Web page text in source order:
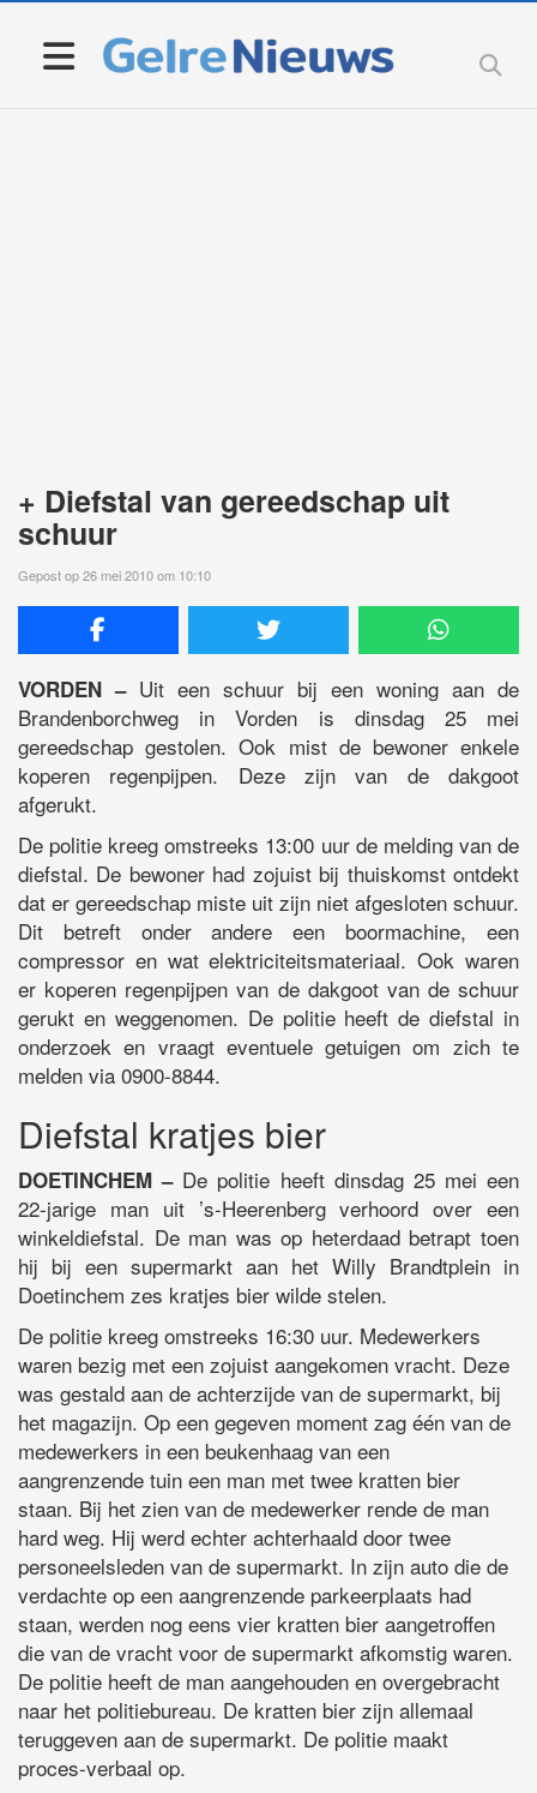
+ Diefstal van gereedschap uit
schuur
Gepost op 26 mei 2010 om 10:10
VORDEN –Uit een schuur bij een woning aan de
Brandenborchweg in Vorden is dinsdag 25 mei
gereedschap gestolen. Ook mist de bewoner enkele
koperen regenpijpen. Deze zijn van de dakgoot
afgerukt.
De politie kreeg omstreeks 13:00 uur de melding van de
diefstal. De bewoner had zojuist bij thuiskomst ontdekt
dat er gereedschap miste uit zijn niet afgesloten schuur.
Dit betreft onder andere een boormachine, een
compressor en wat elektriciteitsmateriaal. Ook waren
er koperen regenpijpen van de dakgoot van de schuur
gerukt en weggenomen. De politie heeft de diefstal in
onderzoek en vraagt eventuele getuigen om zich te
melden via 0900-8844.
Diefstal kratjes bier
DOETINCHEM –De politie heeft dinsdag 25 mei een
22-jarige man uit ’s-Heerenberg verhoord over een
winkeldiefstal. De man was op heterdaad betrapt toen
hij bij een supermarkt aan het Willy Brandtplein in
Doetinchem zes kratjes bier wilde stelen.
De politie kreeg omstreeks 16:30 uur. Medewerkers
waren bezig met een zojuist aangekomen vracht. Deze
was gestald aan de achterzijde van de supermarkt, bij
het magazijn. Op een gegeven moment zag één van de
medewerkers in een beukenhaag van een
aangrenzende tuin een man met twee kratten bier
staan. Bij het zien van de medewerker rende de man
hard weg. Hij werd echter achterhaald door twee
personeelsleden van de supermarkt. In zijn auto die de
verdachte op een aangrenzende parkeerplaats had
staan, werden nog eens vier kratten bier aangetroffen
die van de vracht voor de supermarkt afkomstig waren.
De politie heeft de man aangehouden en overgebracht
naar het politiebureau. De kratten bier zijn allemaal
teruggeven aan de supermarkt. De politie maakt
proces-verbaal op.